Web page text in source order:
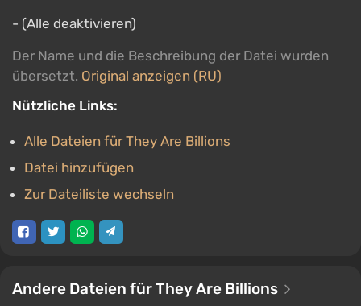
- (Alle deaktivieren)
Der Name und die Beschreibung der Datei wurden
übersetzt. Original anzeigen (RU)
Nützliche Links:
Alle Dateien für They Are Billions
Datei hinzufügen
Zur Dateiliste wechseln
Andere Dateien für They Are Billions